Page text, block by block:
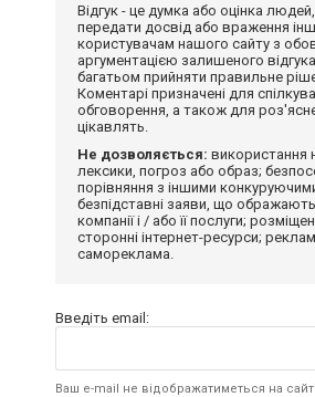
Відгук - це думка або оцінка
передати досвід або враження
користувачам нашого сайту з
аргументацією залишеного
багатьом прийняти правильне
Коментарі призначені для
обговорення, а також для
цікавлять.
Не дозволяється: використання
лексики, погроз або образ;
порівняння з іншими
безпідставні заяви, що ображають
компанії і / або її послуги;
сторонні інтернет-ресурси;
самореклама.
Введіть email:
Ваш e-mail не відображатиметься на сайті